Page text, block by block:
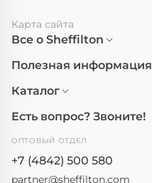
Карта сайта
Все о Sheffilton
Полезная информация
Каталог
Есть вопрос? Звоните!
ОПТОВЫЙ ОТДЕЛ
+7 (4842) 500 580
partner@sheffilton.com